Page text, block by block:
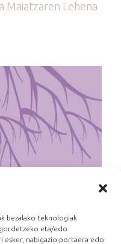
bezalako teknologiak
eta/edo
esker, nabigazio-portaera edo
Maiatzaren Lehena